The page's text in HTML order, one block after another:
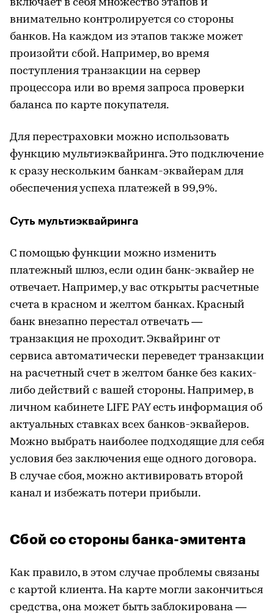
включает в себя множество этапов и
внимательно контролируется со стороны
банков. На каждом из этапов также может
произойти сбой. Например, во время
поступления транзакции на сервер
процессора или во время запроса проверки
баланса по карте покупателя.
Для перестраховки можно использовать
функцию мультиэквайринга. Это подключение
к сразу нескольким банкам-эквайерам для
обеспечения успеха платежей в 99,9%.
Суть мультиэквайринга
С помощью функции можно изменить
платежный шлюз, если один банк-эквайер не
отвечает. Например, у вас открыты расчетные
счета в красном и желтом банках. Красный
банк внезапно перестал отвечать —
транзакция не проходит. Эквайринг от
сервиса автоматически переведет транзакции
на расчетный счет в желтом банке без каких-
либо действий с вашей стороны. Например, в
личном кабинете LIFE PAY есть информация об
актуальных ставках всех банков-эквайеров.
Можно выбрать наиболее подходящие для себя
условия без заключения еще одного договора.
В случае сбоя, можно активировать второй
канал и избежать потери прибыли.
Сбой со стороны банка-эмитента
Как правило, в этом случае проблемы связаны
с картой клиента. На карте могли закончиться
средства, она может быть заблокирована —